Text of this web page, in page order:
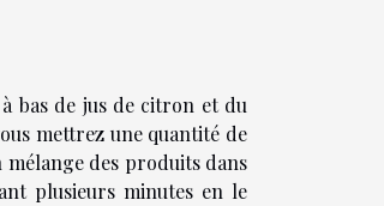
bas de jus de citron et du
mettrez une quantité de
des produits dans
plusieurs minutes en le